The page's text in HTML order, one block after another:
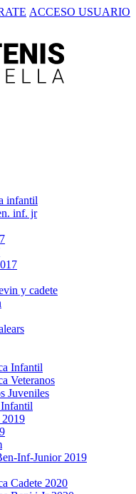
ACCESO USUARIO
infantil
inf. jr
y cadete
Infantil
Veteranos
Juveniles
2019
Inf-Junior 2019
Cadete 2020